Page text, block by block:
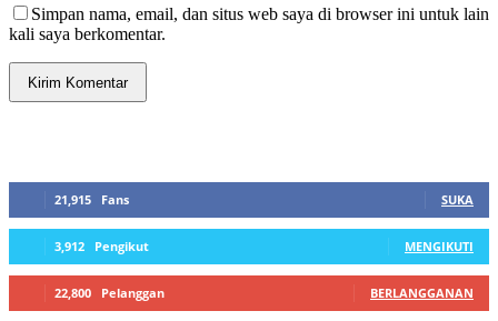
Simpan nama, email, dan situs web saya di browser ini untuk lain
kali saya berkomentar.
21,915 Fans SUKA
3,912 Pengikut MENGIKUTI
22,800 Pelanggan BERLANGGANAN